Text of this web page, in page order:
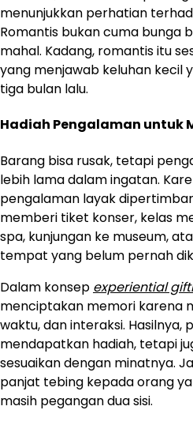
menunjukkan perhatian
Romantis bukan cuma bunga
mahal. Kadang, romantis itu
yang menjawab keluhan kecil
tiga bulan lalu.
Hadiah Pengalaman untuk
Barang bisa rusak, tetapi
lebih lama dalam ingatan.
pengalaman layak
memberi tiket konser, kelas
spa, kunjungan ke museum,
tempat yang belum pernah
Dalam konsep experiential
menciptakan memori karena
waktu, dan interaksi. Hasilnya,
mendapatkan hadiah, tetapi
sesuaikan dengan minatnya.
panjat tebing kepada orang
masih pegangan dua sisi.